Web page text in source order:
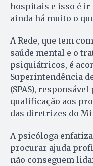
hospitais e isso é ir
ainda há muito o
A Rede, que tem
saúde mental e o
psiquiátricos, é
Superintendência
(SPAS),
qualificação aos
das diretrizes do
A psicóloga
procurar ajuda
não conseguem